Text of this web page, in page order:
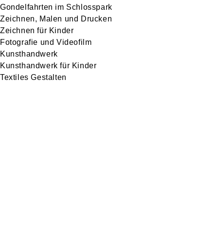
Gondelfahrten im Schlosspark
Zeichnen, Malen und Drucken
Zeichnen für Kinder
Fotografie und Videofilm
Kunsthandwerk
Kunsthandwerk für Kinder
Textiles Gestalten